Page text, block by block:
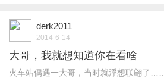
derk2011
2014-6-14
大哥，我就想知道你在看啥
火车站偶遇一大哥，当时就浮想联翩了……